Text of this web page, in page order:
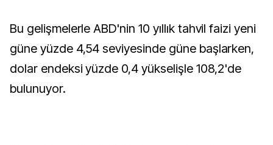
Bu gelişmelerle ABD'nin 10 yıllık tahvil faizi yeni
güne yüzde 4,54 seviyesinde güne başlarken,
dolar endeksi yüzde 0,4 yükselişle 108,2'de
bulunuyor.